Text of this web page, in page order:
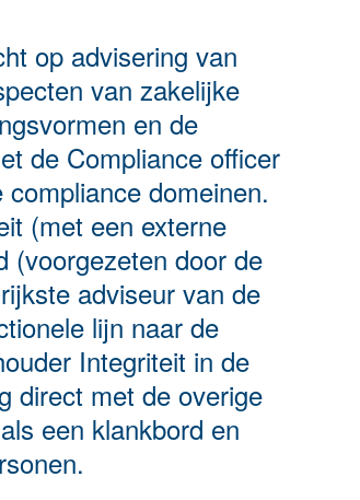
op advisering van
van zakelijke
en de
de Compliance officer
domeinen.
(met een externe
(voorgezeten door de
adviseur van de
lijn naar de
Integriteit in de
direct met de overige
een klankbord en